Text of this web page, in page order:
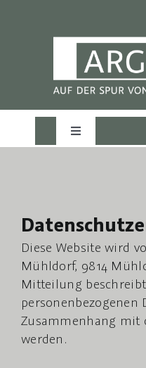
Toggle
Navigation
Erlebnisrundwege
Team
Diese Website wird
Mühldorf, 9814
Mitteilung
personenbezogenen
Zusammenhang mit
werden.